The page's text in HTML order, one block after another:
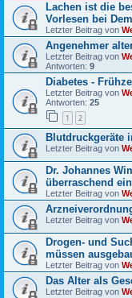
Lachen ist die
Vorlesen bei
Letzter Beitrag von
Angenehmer
Letzter Beitrag von
Antworten: 9
Diabetes -
Letzter Beitrag von
Antworten: 25
1 2
Blutdruckgeräte
Letzter Beitrag von
Dr. Johannes
überraschend
Letzter Beitrag von
Letzter Beitrag von
Drogen- und
müssen
Letzter Beitrag von
Das Alter als
Letzter Beitrag von